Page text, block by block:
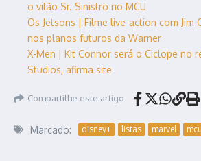
o vilão Sr. Sinistro no MCU
Os Jetsons | Filme live-action com Jim
nos planos futuros da Warner
X-Men | Kit Connor será o Ciclope no
Studios, afirma site
Compartilhe este artigo
Marcado: disney+ listas marvel mcu